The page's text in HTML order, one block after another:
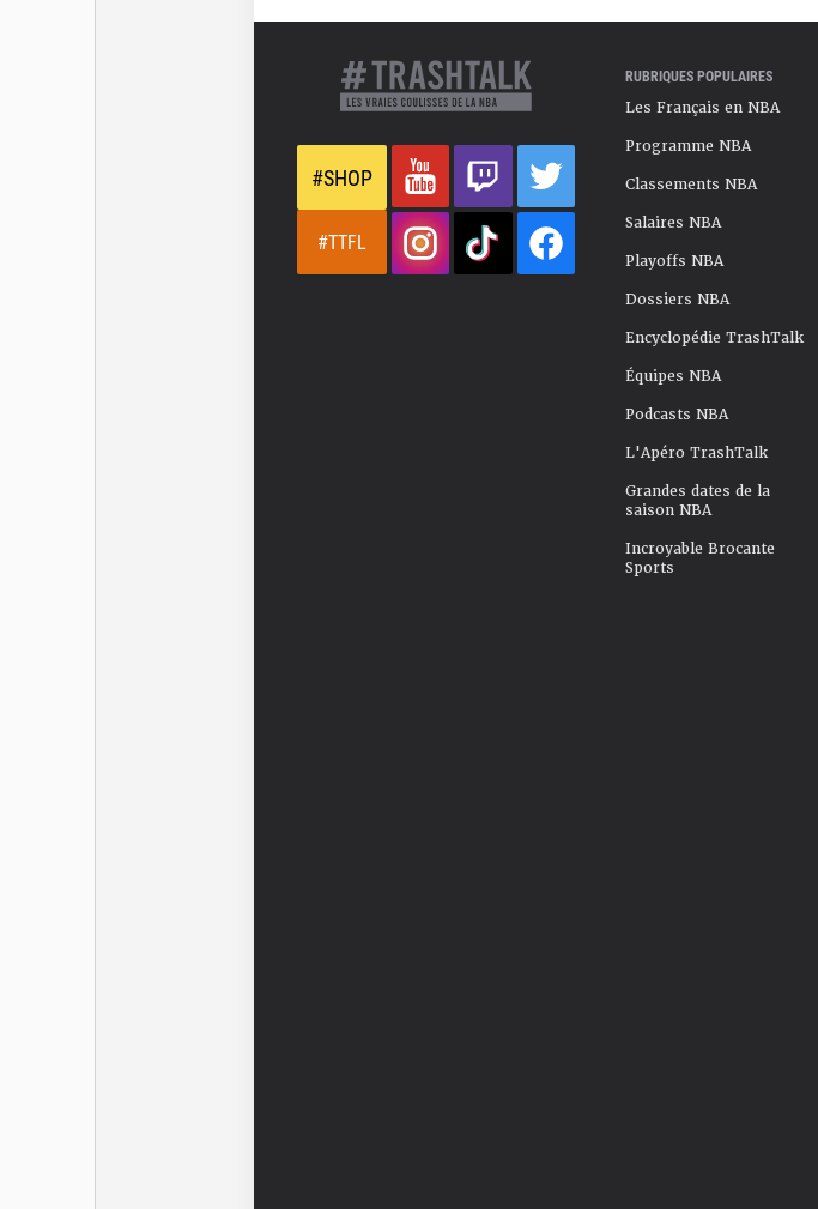
#SHOP
#TTFL
RUBRIQUES POPULAIRES
Les Français en NBA
Programme NBA
Classements NBA
Salaires NBA
Playoffs NBA
Dossiers NBA
Encyclopédie TrashTalk
Équipes NBA
Podcasts NBA
L'Apéro TrashTalk
Grandes dates de la
saison NBA
Incroyable Brocante
Sports